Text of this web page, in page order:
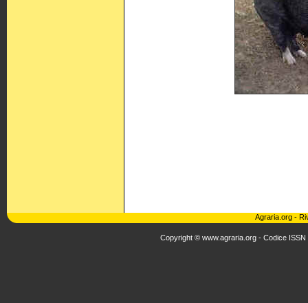
Agraria.org -
Copyright © www.agraria.org - Codice